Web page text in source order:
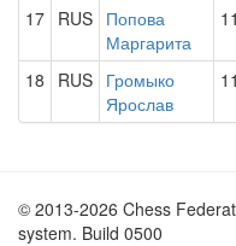
17 RUS Попова
Маргарита
18 RUS Громыко
Ярослав
© 2013-2026 Chess
system. Build 0500